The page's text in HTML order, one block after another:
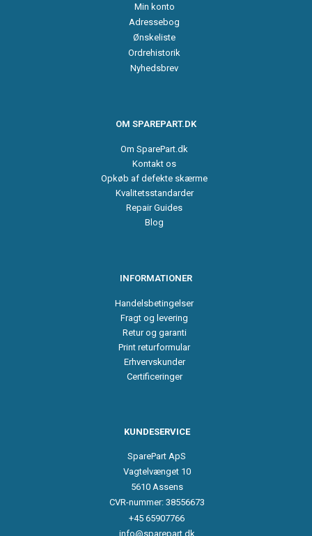
Min konto
Adressebog
Ønskeliste
Ordrehistorik
Nyhedsbrev
OM SPAREPART.DK
Om SparePart.dk
Kontakt os
Opkøb af defekte skærme
Kvalitetsstandarder
Repair Guides
Blog
INFORMATIONER
Handelsbetingelser
Fragt og levering
Retur og garanti
Print returformular
Erhvervskunder
Certificeringer
KUNDESERVICE
SparePart ApS
Vagtelvænget 10
5610 Assens
CVR-nummer: 38556673
+45 65907766
info@sparepart.dk